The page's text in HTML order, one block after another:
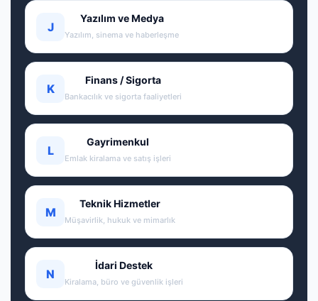
J
Yazılım ve Medya
Yazılım, sinema ve haberleşme
K
Finans / Sigorta
Bankacılık ve sigorta faaliyetleri
L
Gayrimenkul
Emlak kiralama ve satış işleri
M
Teknik Hizmetler
Müşavirlik, hukuk ve mimarlık
N
İdari Destek
Kiralama, büro ve güvenlik işleri